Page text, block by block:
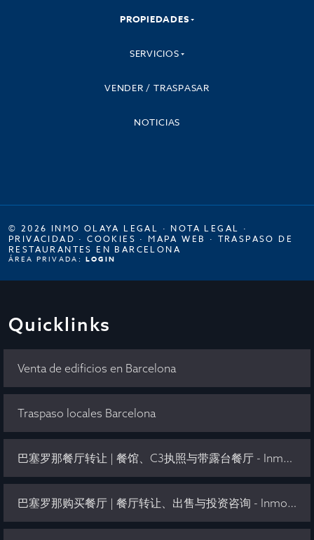
PROPIEDADES
SERVICIOS
VENDER / TRASPASAR
NOTICIAS
© 2026 INMO OLAYA LEGAL · NOTA LEGAL ·
PRIVACIDAD ·COOKIES · MAPA WEB · TRASPASO DE
RESTAURANTES EN BARCELONA
ÁREA PRIVADA: LOGIN
Quicklinks
Venta de edificios en Barcelona
Traspaso locales Barcelona
巴塞罗那餐厅转让 | 餐馆、C3执照与带露台餐厅 - Inmo Olaya
巴塞罗那购买餐厅 | 餐厅转让、出售与投资咨询 - Inmo Olaya